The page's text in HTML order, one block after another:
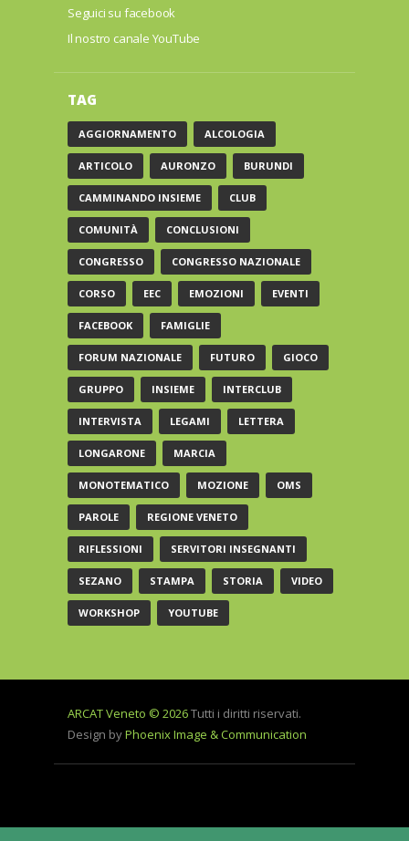
Seguici su facebook
Il nostro canale YouTube
TAG
AGGIORNAMENTO ALCOLOGIA
ARTICOLO AURONZO BURUNDI
CAMMINANDO INSIEME CLUB
COMUNITÀ CONCLUSIONI
CONGRESSO CONGRESSO NAZIONALE
CORSO EEC EMOZIONI EVENTI
FACEBOOK FAMIGLIE
FORUM NAZIONALE FUTURO GIOCO
GRUPPO INSIEME INTERCLUB
INTERVISTA LEGAMI LETTERA
LONGARONE MARCIA
MONOTEMATICO MOZIONE OMS
PAROLE REGIONE VENETO
RIFLESSIONI SERVITORI INSEGNANTI
SEZANO STAMPA STORIA VIDEO
WORKSHOP YOUTUBE
ARCAT Veneto © 2026Tutti i diritti riservati.
Design byPhoenix Image & Communication